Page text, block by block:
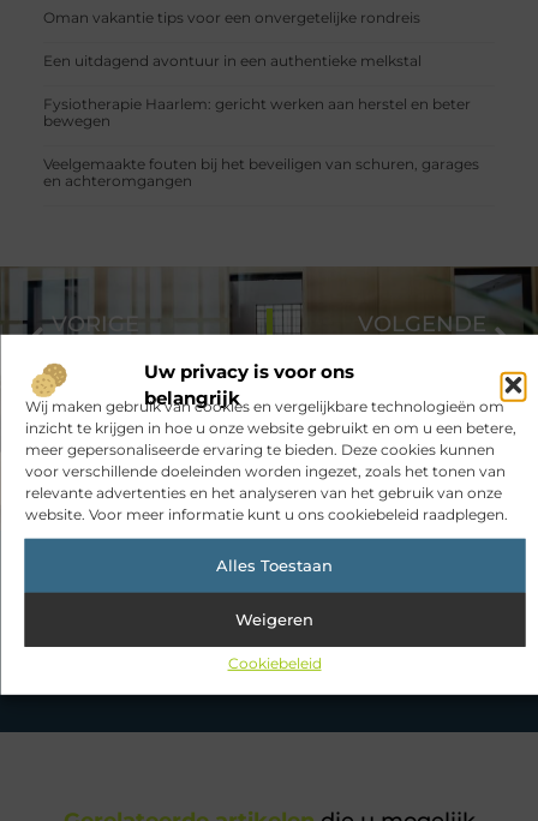
Uw privacy is voor ons
belangrijk
Wij maken gebruik van cookies en vergelijkbare technologieën om
inzicht te krijgen in hoe u onze website gebruikt en om u een betere,
meer gepersonaliseerde ervaring te bieden. Deze cookies kunnen
voor verschillende doeleinden worden ingezet, zoals het tonen van
relevante advertenties en het analyseren van het gebruik van onze
website. Voor meer informatie kunt u ons cookiebeleid raadplegen.
Alles Toestaan
Weigeren
Cookiebeleid
Oman vakantie tips voor een onvergetelijke rondreis
Een uitdagend avontuur in een authentieke melkstal
Fysiotherapie Haarlem: gericht werken aan herstel en beter
bewegen
Veelgemaakte fouten bij het beveiligen van schuren, garages
en achteromgangen
Had je deze artikelen al bekeken?
Ontdek de boeiende en interessante verhalen die wij voor je in
petto hebben en mis onze artikelen niet. Duik in diverse
onderwerpen en blijf op de hoogte!
VORIGE VOLGENDE